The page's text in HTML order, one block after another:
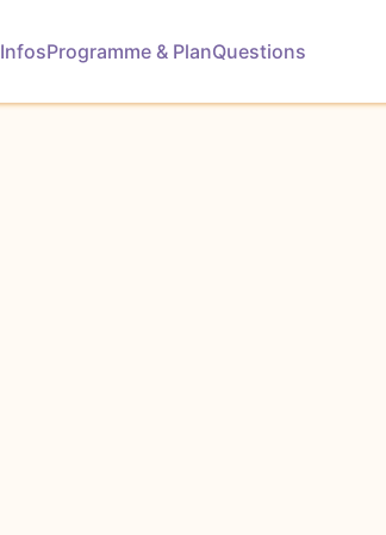
InfosProgramme & PlanQuestions